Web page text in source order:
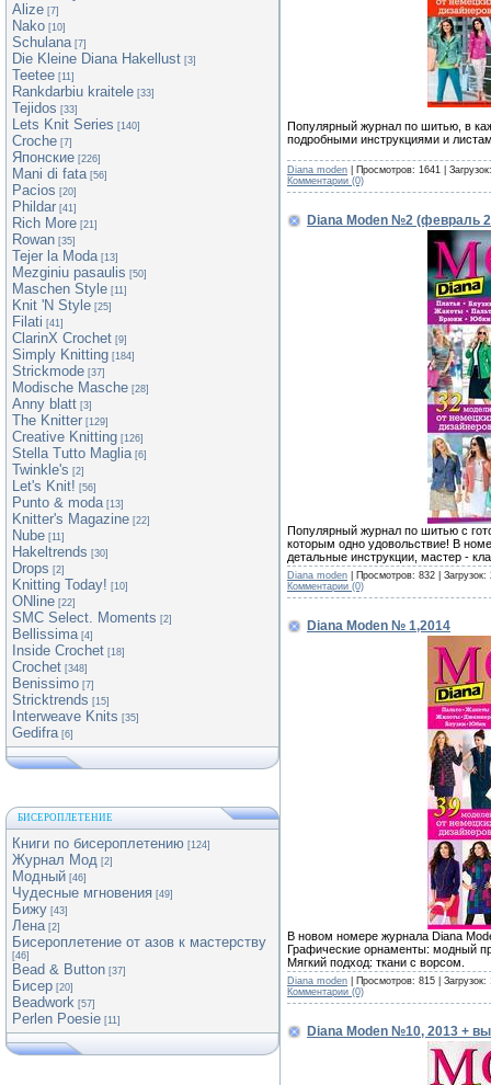
Alize [7]
Nako [10]
Schulana [7]
Die Kleine Diana Hakellust [3]
Teetee [11]
Rankdarbiu kraitele [33]
Tejidos [33]
Lets Knit Series [140]
Croche [7]
Японские [226]
Mani di fata [56]
Pacios [20]
Phildar [41]
Rich More [21]
Rowan [35]
Tejer la Moda [13]
Mezginiu pasaulis [50]
Maschen Style [11]
Knit 'N Style [25]
Filati [41]
ClarinX Crochet [9]
Simply Knitting [184]
Strickmode [37]
Modische Masche [28]
Anny blatt [3]
The Knitter [129]
Creative Knitting [126]
Stella Tutto Maglia [6]
Twinkle's [2]
Let's Knit! [56]
Punto & moda [13]
Knitter's Magazine [22]
Nube [11]
Hakeltrends [30]
Drops [2]
Knitting Today! [10]
ONline [22]
SMC Select. Moments [2]
Bellissima [4]
Inside Crochet [18]
Crochet [348]
Benissimo [7]
Stricktrends [15]
Interweave Knits [35]
Gedifra [6]
БИСЕРОПЛЕТЕНИЕ
Книги по бисероплетению [124]
Журнал Мод [2]
Модный [46]
Чудесные мгновения [49]
Бижу [43]
Лена [2]
Бисероплетение от азов к мастерству
[46]
Bead & Button [37]
Бисер [20]
Beadwork [57]
Perlen Poesie [11]
Популярный журнал по шитью, в
подробными инструкциями и
Diana moden | Просмотров: 1641 |
Комментарии (0)
Diana Moden №2 (февраль
Популярный журнал по шитью с
которым одно удовольствие! В
детальные инструкции, мастер -
Diana moden | Просмотров: 832 |
Комментарии (0)
Diana Moden № 1,2014
В новом номере журнала Diana
Графические орнаменты: модный
Мягкий подход: ткани с ворсом.
Diana moden | Просмотров: 815 |
Комментарии (0)
Diana Moden №10, 2013 +